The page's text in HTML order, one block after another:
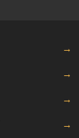
→
→
→
→